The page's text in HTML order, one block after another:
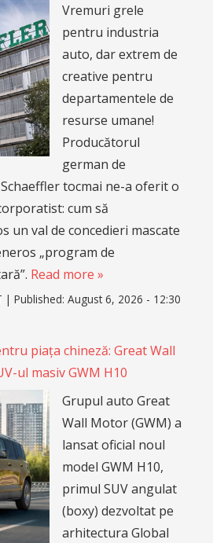
Vremuri grele
pentru industria
auto, dar extrem de
creative pentru
departamentele de
resurse umane!
Producătorul
german de
tocmai ne-a oferit o
cum să
un val de concedieri mascate
„program de
Read more »
| Published: August 6, 2026 - 12:30
piața chineză: Great Wall
ul masiv GWM H10
Grupul auto Great
Wall Motor (GWM) a
lansat oficial noul
model GWM H10,
primul SUV angulat
(boxy) dezvoltat pe
arhitectura Global